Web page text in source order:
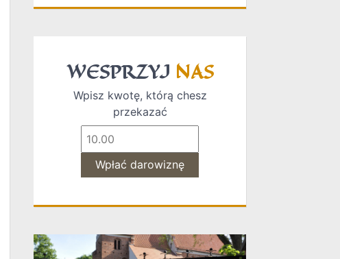
WESPRZYJ NAS
Wpisz kwotę, którą chesz
przekazać